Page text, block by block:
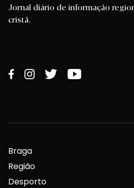
Jornal diário de informação
cristã.
Braga
Região
Desporto